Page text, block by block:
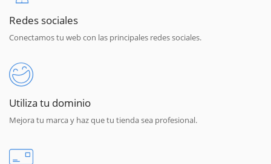
Redes sociales
Conectamos tu web con las principales redes sociales.
Utiliza tu dominio
Mejora tu marca y haz que tu tienda sea profesional.